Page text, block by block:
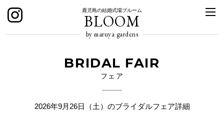
鹿児島の結婚式場ブルーム
BLOOM
by maruya gardens
BRIDAL FAIR
フェア
2026年9月26日（土）のブライダルフェア詳細